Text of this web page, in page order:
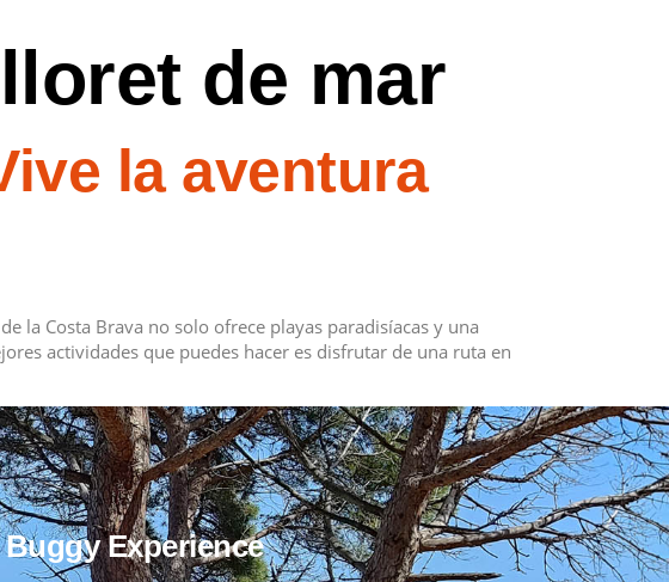
de mar
la aventura
la Costa Brava no solo ofrece playas paradisíacas y una
actividades que puedes hacer es disfrutar de una ruta en
Buggy Experience